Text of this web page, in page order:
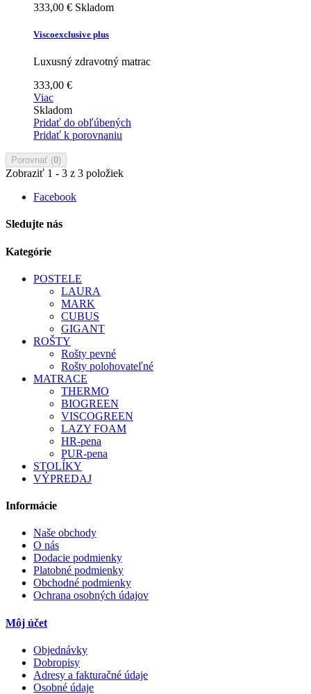
333,00 € Skladom
Viscoexclusive plus
Luxusný zdravotný matrac
333,00 €
Viac
Skladom
Pridať do obľúbených
Pridať k porovnaniu
Porovnať (0)
Zobraziť 1 - 3 z 3 položiek
Facebook
Sledujte nás
Kategórie
POSTELE
LAURA
MARK
CUBUS
GIGANT
ROŠTY
Rošty pevné
Rošty polohovateľné
MATRACE
THERMO
BIOGREEN
VISCOGREEN
LAZY FOAM
HR-pena
PUR-pena
STOLÍKY
VÝPREDAJ
Informácie
Naše obchody
O nás
Dodacie podmienky
Platobné podmienky
Obchodné podmienky
Ochrana osobných údajov
Môj účet
Objednávky
Dobropisy
Adresy a fakturačné údaje
Osobné údaje